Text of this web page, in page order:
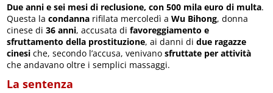
Due anni e sei mesi di reclusione, con 500 mila euro di multa.
Questa lacondanna rifilata mercoledì aWu Bihong, donna
cinese di36 anni, accusata difavoreggiamento e
sfruttamento della prostituzione, ai danni didue ragazze
cinesi che, secondo l’accusa, venivanosfruttate per attività
che andavano oltre i semplici massaggi.
La sentenza